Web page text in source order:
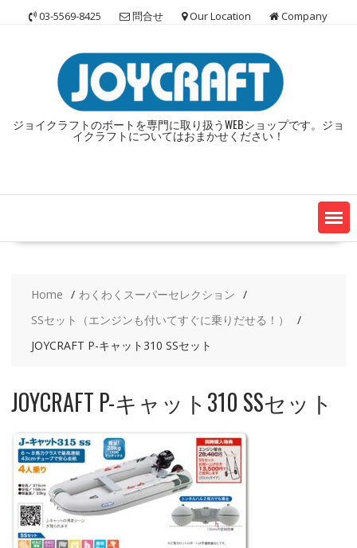
03-5569-8425 問合せ Our Location Company
ジョイクラフトのボートを専門に取り扱うWEBショップです。ジョ
イクラフトについてはおまかせください！
Home
わくわくスーパーセレクション
SSセット（エンジンも付いてすぐに乗りだせる！）
JOYCRAFT P-キャット310 SSセット
JOYCRAFT P-キャット310 SSセット